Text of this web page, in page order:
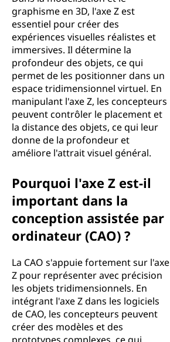
graphisme en 3D, l'axe Z est
essentiel pour créer des
expériences visuelles réalistes et
immersives. Il détermine la
profondeur des objets, ce qui
permet de les positionner dans un
espace tridimensionnel virtuel. En
manipulant l'axe Z, les concepteurs
peuvent contrôler le placement et
la distance des objets, ce qui leur
donne de la profondeur et
améliore l'attrait visuel général.
Pourquoi l'axe Z est-il
important dans la
conception assistée par
ordinateur (CAO) ?
La CAO s'appuie fortement sur l'axe
Z pour représenter avec précision
les objets tridimensionnels. En
intégrant l'axe Z dans les logiciels
de CAO, les concepteurs peuvent
créer des modèles et des